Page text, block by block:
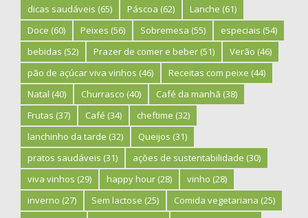
dicas saudáveis (65) Páscoa (62) Lanche (61)
Doce (60) Peixes (56) Sobremesa (55) especiais (54)
bebidas (52) Prazer de comer e beber (51) Verão (46)
pão de açúcar viva vinhos (46) Receitas com peixe (44)
Natal (40) Churrasco (40) Café da manhã (38)
Frutas (37) Café (34) cheftime (32)
lanchinho da tarde (32) Queijos (31)
pratos saudáveis (31) ações de sustentabilidade (30)
viva vinhos (29) happy hour (28) vinho (28)
inverno (27) Sem lactose (25) Comida vegetariana (25)